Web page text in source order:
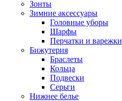
Зонты
Зимние аксессуары
Головные уборы
Шарфы
Перчатки и варежки
Бижутерия
Браслеты
Кольца
Подвески
Серьги
Нижнее белье